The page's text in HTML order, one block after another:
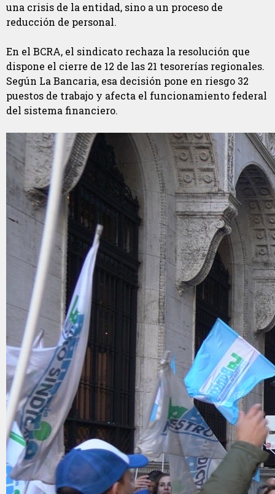
una crisis de la entidad, sino a un proceso de
reducción de personal.
En el BCRA, el sindicato rechaza la resolución que
dispone el cierre de 12 de las 21 tesorerías regionales.
Según La Bancaria, esa decisión pone en riesgo 32
puestos de trabajo y afecta el funcionamiento federal
del sistema financiero.